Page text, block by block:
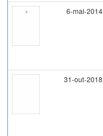
6-mai-2014
31-out-2018